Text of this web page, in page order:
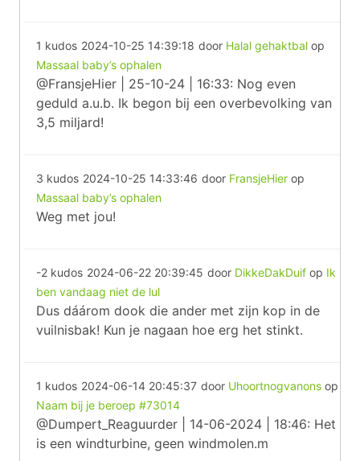
1 kudos 2024-10-25 14:39:18 door Halal gehaktbal op
Massaal baby’s ophalen
@FransjeHier | 25-10-24 | 16:33: Nog even
geduld a.u.b. Ik begon bij een overbevolking van
3,5 miljard!
3 kudos 2024-10-25 14:33:46 door FransjeHier op
Massaal baby’s ophalen
Weg met jou!
-2 kudos 2024-06-22 20:39:45 door DikkeDakDuif op Ik
ben vandaag niet de lul
Dus dáárom dook die ander met zijn kop in de
vuilnisbak! Kun je nagaan hoe erg het stinkt.
1 kudos 2024-06-14 20:45:37 door Uhoortnogvanons op
Naam bij je beroep #73014
@Dumpert_Reaguurder | 14-06-2024 | 18:46: Het
is een windturbine, geen windmolen.m